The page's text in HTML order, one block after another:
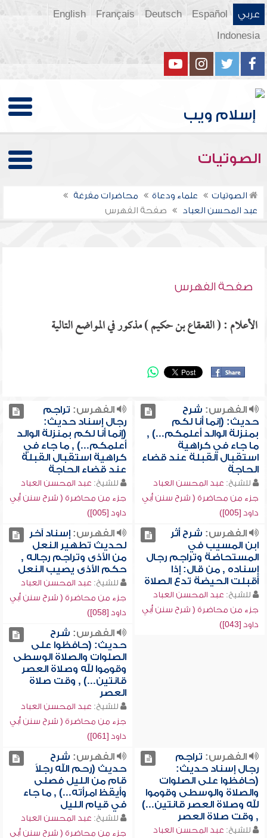
عربي Español
Deutsch
Français
English
Indonesia
الصوتيات
الصوتيات علماء ودعاة
محاضرات مفرغة
عبد المحسن العباد
صفحة الفهرس
صفحة الفهرس
الأعلام : ( القعقاع بن حكيم ) مذكور في المواضع التالية
الفهرس: شرح
حديث: (إنما أنا لكم
بمنزلة الوالد أعلمكم...) ,
ما جاء في كراهية
استقبال القبلة عند قضاء
الحاجة
للشيخ: عبد المحسن العباد
جزء من محاضرة ( شرح سنن أبي
داود [005])
الفهرس: تراجم
رجال إسناد حديث:
(إنما أنا لكم بمنزلة الوالد
أعلمكم...) , ما جاء في
كراهية استقبال القبلة
عند قضاء الحاجة
للشيخ: عبد المحسن العباد
جزء من محاضرة ( شرح سنن أبي
داود [005])
الفهرس: شرح أثر
ابن المسيب في
المستحاضة وتراجم رجال
إسناده , من قال: إذا
أقبلت الحيضة تدع الصلاة
للشيخ: عبد المحسن العباد
جزء من محاضرة ( شرح سنن أبي
داود [043])
الفهرس:إسناد آخر
لحديث تطهير النعل
من الأذى وتراجم رجاله ,
حكم الأذى يصيب النعل
للشيخ: عبد المحسن العباد
جزء من محاضرة ( شرح سنن أبي
داود [058])
الفهرس: شرح
حديث: (حافظوا على
الصلوات والصلاة الوسطى
وقوموا لله وصلاة العصر
قانتين...) , وقت صلاة
العصر
للشيخ: عبد المحسن العباد
جزء من محاضرة ( شرح سنن أبي
داود [061])
الفهرس: تراجم
رجال إسناد حديث:
(حافظوا على الصلوات
والصلاة والوسطى وقوموا
لله وصلاة العصر قانتين...)
, وقت صلاة العصر
للشيخ: عبد المحسن العباد
الفهرس: شرح
حديث (رحم الله رجلاً
قام من الليل فصلى
وأيقظ امرأته...) , ما جاء
في قيام الليل
للشيخ: عبد المحسن العباد
جزء من محاضرة ( شرح سنن أبي